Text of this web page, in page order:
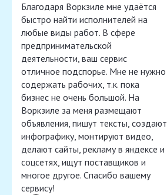
Благодаря Воркзиле мне удаётся
быстро найти исполнителей на
любые виды работ. В сфере
предпринимательской
деятельности, ваш сервис
отличное подспорье. Мне не нужно
содержать рабочих, т.к. пока
бизнес не очень большой. На
Воркзиле за меня размещают
объявления, пишут тексты, создают
инфографику, монтируют видео,
делают сайты, рекламу в яндексе и
соцсетях, ищут поставщиков и
многое другое. Спасибо вашему
сервису!